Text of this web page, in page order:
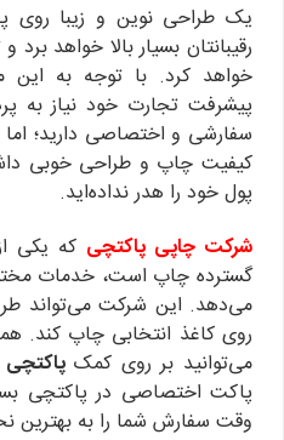
یک طراحی نوین و زیبا روی
رقیبانتان بسیار بالا خواهد
خواهد کرد. با توجه به این
پیشرفت تجارت خود نیاز به
سفارشی و اختصاصی دارید؛ اما
کیفیت چاپ و طراحی خوبی
پول خود را هدر نداده‌اید.
شرکت چاپی پاکتچی که یکی
گسترده چاپ است، خدمات
می‌دهد. این شرکت می‌تواند
روی کاغذ انتخابی چاپ کند.
می‌توانید بر روی کمکپاکتچی
پاکت اختصاصی در پاکتچی
وقت سفارش شما را به بهترین